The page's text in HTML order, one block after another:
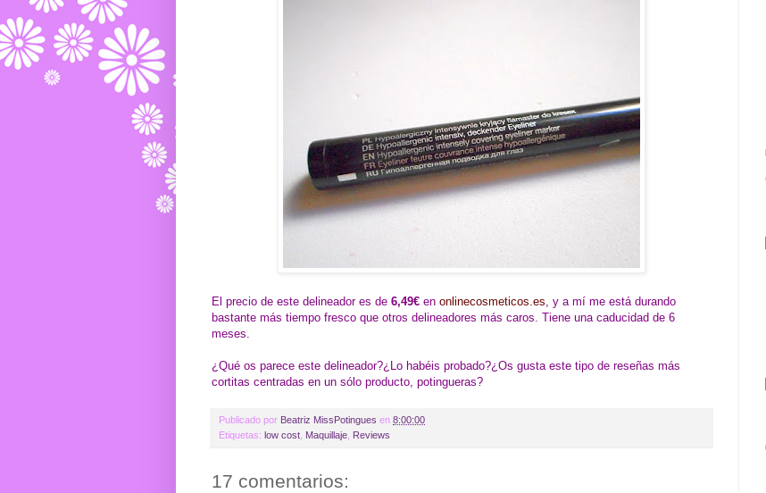
El precio de este delineador es de 6,49€ en onlinecosmeticos.es, y a mí me está durando
bastante más tiempo fresco que otros delineadores más caros. Tiene una caducidad de 6
meses.
¿Qué os parece este delineador?¿Lo habéis probado?¿Os gusta este tipo de reseñas más
cortitas centradas en un sólo producto, potingueras?
Publicado por Beatriz MissPotingues en 8:00:00
Etiquetas: low cost Maquillaje Reviews
17 comentarios: